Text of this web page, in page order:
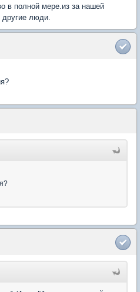
в полной мере.из за нашей
люди.